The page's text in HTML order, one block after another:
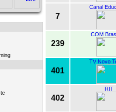
7
Canal
239
COM
401
TV Novo
402
RIT